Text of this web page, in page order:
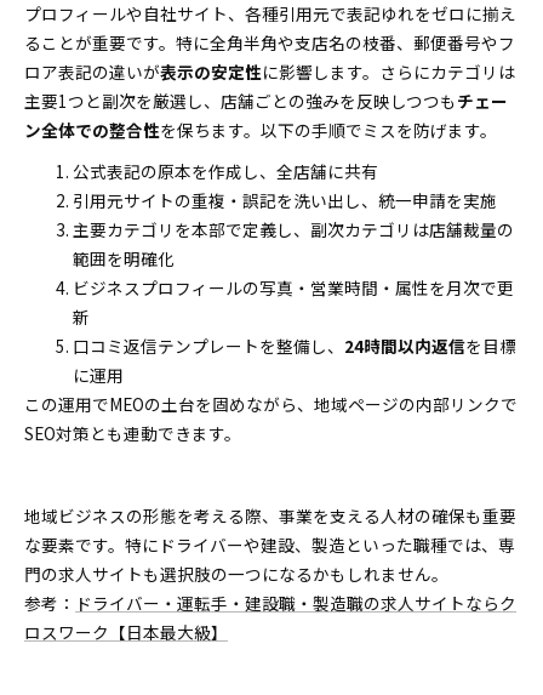
プロフィールや自社サイト、各種引用元で表記ゆれをゼロに揃え
ることが重要です。特に全角半角や支店名の枝番、郵便番号やフ
ロア表記の違いが表示の安定性に影響します。さらにカテゴリは
主要1つと副次を厳選し、店舗ごとの強みを反映しつつも チェー
ン全体での整合性を保ちます。以下の手順でミスを防げます。
公式表記の原本を作成し、全店舗に共有
引用元サイトの重複・誤記を洗い出し、統一申請を実施
主要カテゴリを本部で定義し、副次カテゴリは店舗裁量の
範囲を明確化
ビジネスプロフィールの写真・営業時間・属性を月次で更
新
口コミ返信テンプレートを整備し、 24時間以内返信を目標
に運用
この運用でMEOの土台を固めながら、地域ページの内部リンクで
SEO対策とも連動できます。
地域ビジネスの形態を考える際、事業を支える人材の確保も重要
な要素です。特にドライバーや建設、製造といった職種では、専
門の求人サイトも選択肢の一つになるかもしれません。
参考： ドライバー・運転手・建設職・製造職の求人サイトならク
ロスワーク【日本最大級】